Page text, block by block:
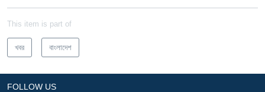
This item is part of
খবর বাংলাদেশ
FOLLOW US